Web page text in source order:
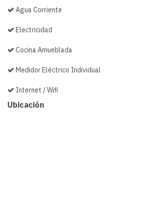
Agua Corriente
Electricidad
Cocina Amueblada
Medidor Eléctrico Individual
Internet / Wifi
Ubicación